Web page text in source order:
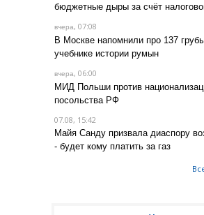
бюджетные дыры за счёт
вчера, 07:08
В Москве напомнили про 137
учебнике истории румын
вчера, 06:00
МИД Польши против
посольства РФ
07.08, 15:42
Майя Санду призвала диаспору
- будет кому платить за газ